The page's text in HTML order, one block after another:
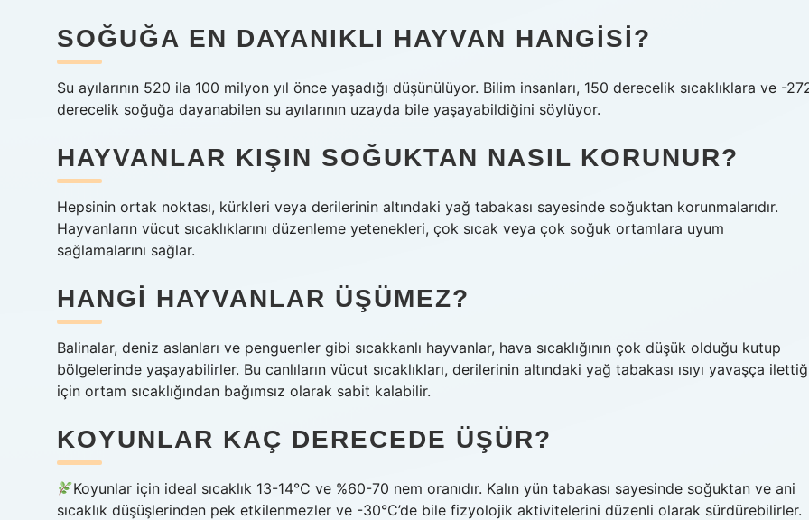
SOĞUĞA EN DAYANIKLI HAYVAN HANGISI?
Su ayılarının 520 ila 100 milyon yıl önce yaşadığı düşünülüyor. Bilim insanları, 150 derecelik sıcaklıklara ve -
derecelik soğuğa dayanabilen su ayılarının uzayda bile yaşayabildiğini söylüyor.
HAYVANLAR KIŞIN SOĞUKTAN NASIL KORUNUR?
Hepsinin ortak noktası, kürkleri veya derilerinin altındaki yağ tabakası sayesinde soğuktan korunmalarıdır.
Hayvanların vücut sıcaklıklarını düzenleme yetenekleri, çok sıcak veya çok soğuk ortamlara uyum
sağlamalarını sağlar.
HANGI HAYVANLAR ÜŞÜMEZ?
Balinalar, deniz aslanları ve penguenler gibi sıcakkanlı hayvanlar, hava sıcaklığının çok düşük olduğu kutup
bölgelerinde yaşayabilirler. Bu canlıların vücut sıcaklıkları, derilerinin altındaki yağ tabakası ısıyı yavaşça
için ortam sıcaklığından bağımsız olarak sabit kalabilir.
KOYUNLAR KAÇ DERECEDE ÜŞÜR?
Koyunlar için ideal sıcaklık 13-14°C ve %60-70 nem oranıdır. Kalın yün tabakası sayesinde soğuktan ve ani
sıcaklık düşüşlerinden pek etkilenmezler ve -30°C’de bile fizyolojik aktivitelerini düzenli olarak sürdürebilirler.